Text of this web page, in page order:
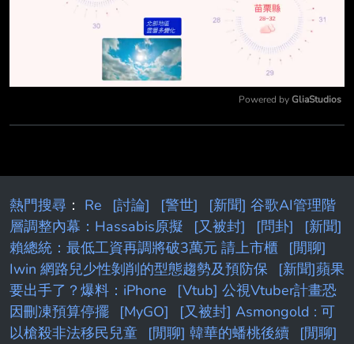
Powered by GliaStudios
熱門搜尋 ： Re [討論] [警世]
[新聞] 谷歌AI管理階
層調整內幕：Hassabis原擬
[又被封] [問卦]
[新聞]
賴總統：最低工資再調將破3萬元 請上市櫃
[閒聊]
Iwin 網路兒少性剝削的型態趨勢及預防保
[新聞]蘋果
要出手了？爆料：iPhone
[Vtub] 公視Vtuber計畫恐
因刪凍預算停擺
[MyGO]
[又被封] Asmongold : 可
以槍殺非法移民兒童
[閒聊] 韓華的蟠桃後續
[閒聊]